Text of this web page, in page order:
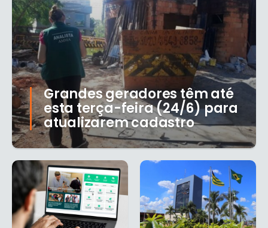
Grandes geradores têm até
esta terça-feira (24/6) para
atualizarem cadastro